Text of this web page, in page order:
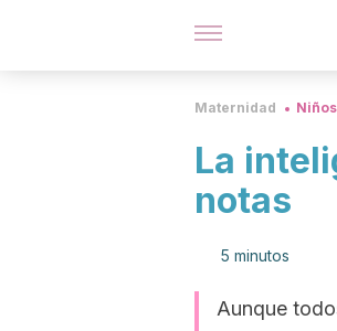
Maternidad Niños
La
notas
5 minutos
Aunque